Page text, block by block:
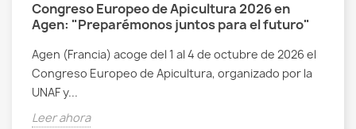
Congreso Europeo de Apicultura 2026 en
Agen: "Preparémonos juntos para el futuro"
Agen (Francia) acoge del 1 al 4 de octubre de 2026 el
Congreso Europeo de Apicultura, organizado por la
UNAF y...
Leer ahora